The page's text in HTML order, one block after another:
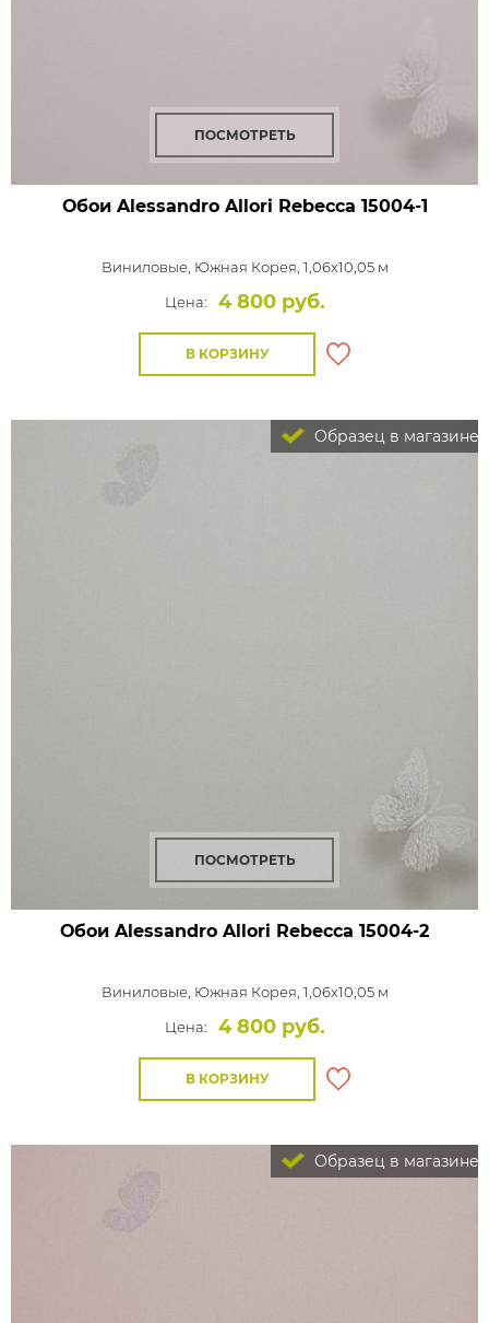
ПОСМОТРЕТЬ
Обои Alessandro Allori Rebecca 15004-1
Виниловые, Южная Корея, 1,06x10,05 м
Цена:
4 800 руб.
В КОРЗИНУ
Образец в магазине
ПОСМОТРЕТЬ
Обои Alessandro Allori Rebecca 15004-2
Виниловые, Южная Корея, 1,06x10,05 м
Цена:
4 800 руб.
В КОРЗИНУ
Образец в магазине